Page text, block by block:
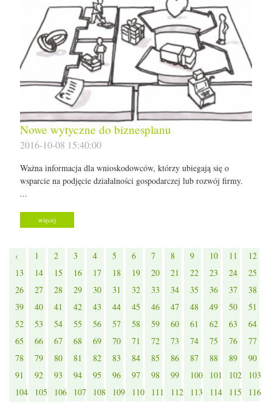
Nowe wytyczne do biznesplanu
2016-10-08 15:40:00
Ważna informacja dla wnioskodowców, którzy ubiegają się o
wsparcie na podjęcie działalności gospodarczej lub rozwój firmy.
...
więcej
‹ 1 2 3 4 5 6 7 8 9 10 11
12
13
14 15 16 17 18 19 20 21 22 23 24
25
26
27 28 29 30 31 32 33 34 35 36 37
38
39
40 41 42 43 44 45 46 47 48 49 50
51
52
53 54 55 56 57 58 59 60 61 62 63
64
65
66 67 68 69 70 71 72 73 74 75 76
77
78
79 80 81 82 83 84 85 86 87 88 89
90
91
92 93 94 95 96 97 98 99 100 101 102
103
104
105 106 107 108 109 110 111 112 113 114 115 116